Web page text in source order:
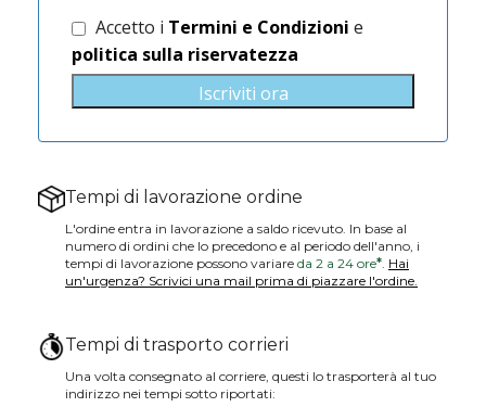
Accetto i Termini e Condizioni e
politica sulla riservatezza
Iscriviti ora
Tempi di lavorazione ordine
L'ordine entra in lavorazione a saldo ricevuto. In base al
numero di ordini che lo precedono e al periodo dell'anno, i
tempi di lavorazione possono variare da 2 a 24 ore*. Hai
un'urgenza? Scrivici una mail prima di piazzare l'ordine.
Tempi di trasporto corrieri
Una volta consegnato al corriere, questi lo trasporterà al tuo
indirizzo nei tempi sotto riportati: